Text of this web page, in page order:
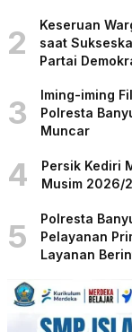
2
Keseruan
saat
Partai
3
Iming-iming
Polresta
Muncar
4
Persik Kediri
Musim 2026/
5
Polresta
Pelayanan
Layanan